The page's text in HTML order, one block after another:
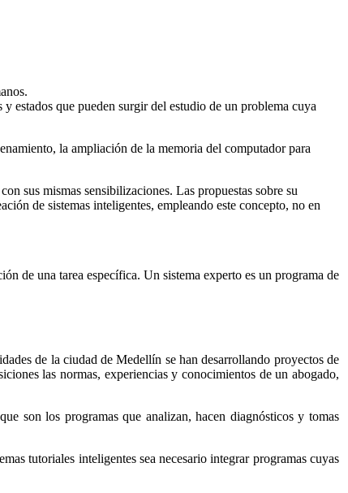
estados que pueden surgir del estudio de un problema cuya
la ampliación de la memoria del computador para
sus mismas sensibilizaciones. Las propuestas sobre su
de sistemas inteligentes, empleando este concepto, no en
de una tarea específica. Un sistema experto es un programa de
de la ciudad de Medellín se han desarrollando proyectos de
las normas, experiencias y conocimientos de un abogado,
son los programas que analizan, hacen diagnósticos y tomas
tutoriales inteligentes sea necesario integrar programas cuyas